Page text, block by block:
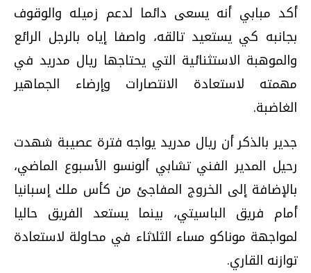
أكد مبابي أنه يسعى دائما لدعم زميله والوقوف
بجانبه كي يستعيد تالقه، واصفا إياه بالرجل الرائع
والموهبة الاستثنائية التي يحتاجها ريال مدريد في
مهمته لاستعادة الانتصارات وإرضاء الجماهير
الغاضبة.
جدير بالذكر أن ريال مدريد يواجه فترة عصيبة شهدت
رحيل المدير الفني تشابي ألونسو الأسبوع الماضي،
بالإضافة إلى الخروج المفاجئ من كأس ملك إسبانيا
أمام فريق الباسيتي، بينما يستعد الفريق حاليا
لمواجهة موناكو مساء الثلاثاء في محاولة لاستعادة
توازنه القاري.